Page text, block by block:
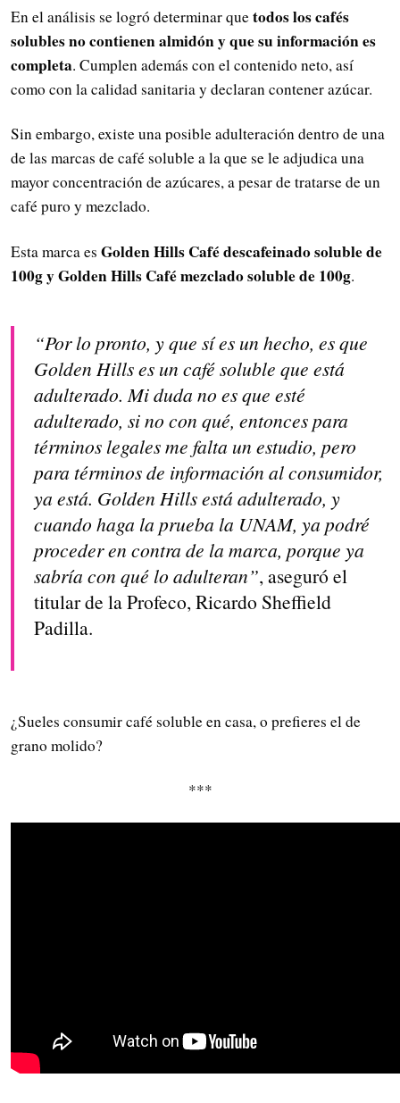
En el análisis se logró determinar quetodos los cafés
solubles no contienen almidón y que su información es
completa. Cumplen además con el contenido neto, así
como con la calidad sanitaria y declaran contener azúcar.
Sin embargo, existe una posible adulteración dentro de una
de las marcas de café soluble a la que se le adjudica una
mayor concentración de azúcares, a pesar de tratarse de un
café puro y mezclado.
Esta marca es Golden Hills Café descafeinado soluble de
100g y Golden Hills Café mezclado soluble de 100g.
“Por lo pronto, y que sí es un hecho, es que
Golden Hills es un café soluble que está
adulterado. Mi duda no es que esté
adulterado, si no con qué, entonces para
términos legales me falta un estudio, pero
para términos de información al consumidor,
ya está. Golden Hills está adulterado, y
cuando haga la prueba la UNAM, ya podré
proceder en contra de la marca, porque ya
sabría con qué lo adulteran”, aseguró el
titular de la Profeco, Ricardo Sheffield
Padilla.
¿Sueles consumir café soluble en casa, o prefieres el de
grano molido?
***